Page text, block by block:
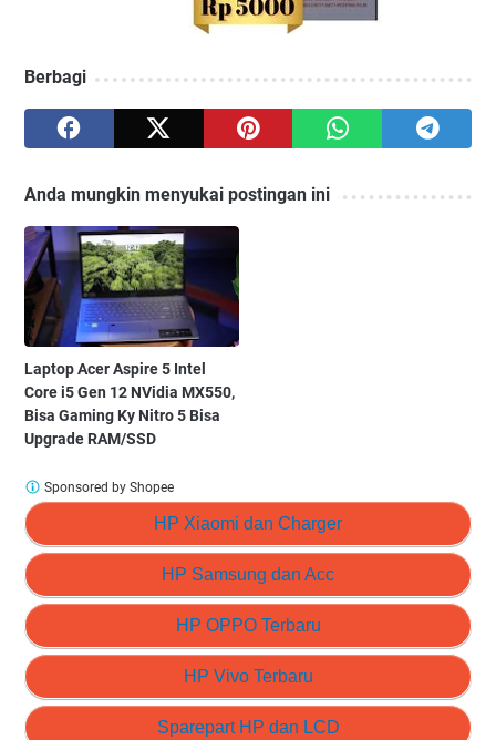
Berbagi
Anda mungkin menyukai postingan ini
Laptop Acer Aspire 5 Intel
Core i5 Gen 12 NVidia MX550,
Bisa Gaming Ky Nitro 5 Bisa
Upgrade RAM/SSD
HP Xiaomi dan Charger
HP Samsung dan Acc
HP OPPO Terbaru
HP Vivo Terbaru
Sparepart HP dan LCD
Sponsored by Shopee